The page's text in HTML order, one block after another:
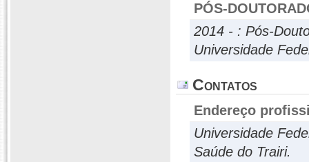
PÓS-
2014 - : Pós-
Universidade
Contatos
Endereço
Universidade
Saúde do Trairi.